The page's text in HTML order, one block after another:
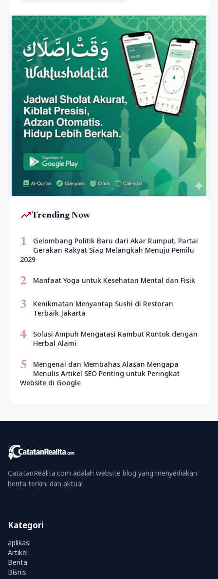
trending_upTrending Now
1
Gelombang Politik Baru dari Akar Rumput, Partai
Gerakan Rakyat Siap Melangkah Menuju Pemilu
2029
2 Manfaat Yoga untuk Kesehatan Mental dan Fisik
3
Kenikmatan Menyantap Sushi di Restoran
Terbaik Jakarta
4
Solusi Ampuh Mengatasi Rambut Rontok dengan
Herbal Alami
5
Mengenal dan Membahas Alasan Mengapa
Menulis Artikel SEO Penting untuk Peringkat
Website di Google
CatatanRealita.com adalah website blog yang menyediakan
berita terkini dan aktual
Kategori
aplikasi
Artikel
Berita
Bisnis